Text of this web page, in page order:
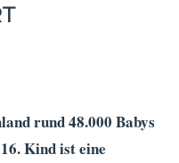
rund 48.000 Babys
Kind ist eine